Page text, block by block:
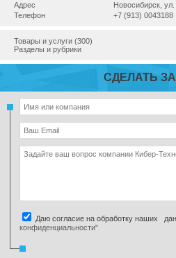
Адрес
Новосибирск,
Телефон
+7 (913) 0043188
Товары и услуги (300)
Разделы и рубрики
СДЕЛАТЬ
Даю согласие на обработку наших
конфиденциальности"